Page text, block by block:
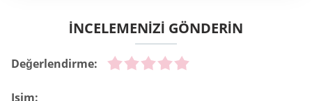
İNCELEMENİZİ GÖNDERİN
Değerlendirme:
Isim: